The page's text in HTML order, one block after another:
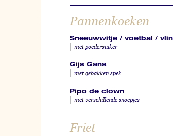
Pannenkoeken
Sneeuwwitje / voetbal /
met poedersuiker
Gijs Gans
met gebakken spek
Pipo de clown
met verschillende snoepjes
Friet